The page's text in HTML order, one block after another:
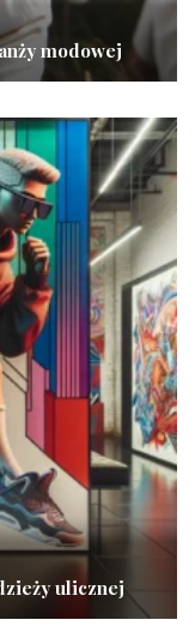
modowej
ulicznej